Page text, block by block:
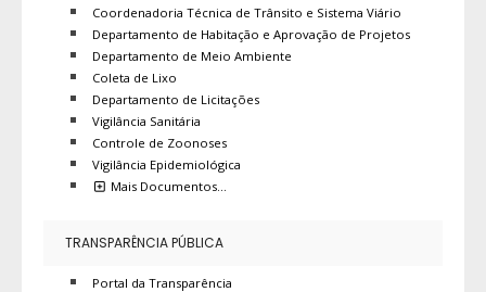
Coordenadoria Técnica de Trânsito e Sistema Viário
Departamento de Habitação e Aprovação de Projetos
Departamento de Meio Ambiente
Coleta de Lixo
Departamento de Licitações
Vigilância Sanitária
Controle de Zoonoses
Vigilância Epidemiológica
Mais Documentos…
TRANSPARÊNCIA PÚBLICA
Portal da Transparência